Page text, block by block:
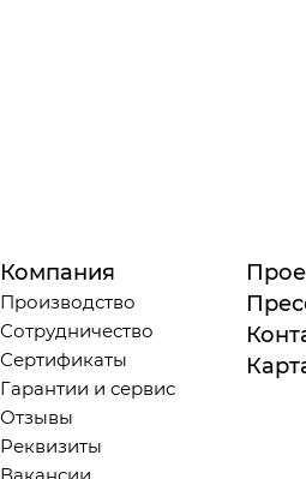
Компания
Производство
Сотрудничество
Сертификаты
Гарантии и сервис
Отзывы
Реквизиты